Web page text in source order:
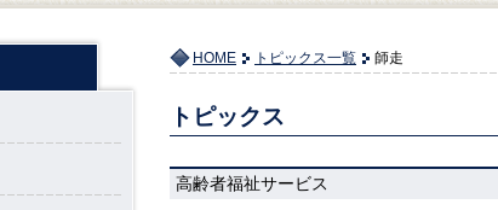
HOME トピックス一覧 師走
トピックス
高齢者福祉サービス